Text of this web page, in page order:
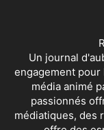
Un journal
engagement
média animé
passionnés
médiatiques, des